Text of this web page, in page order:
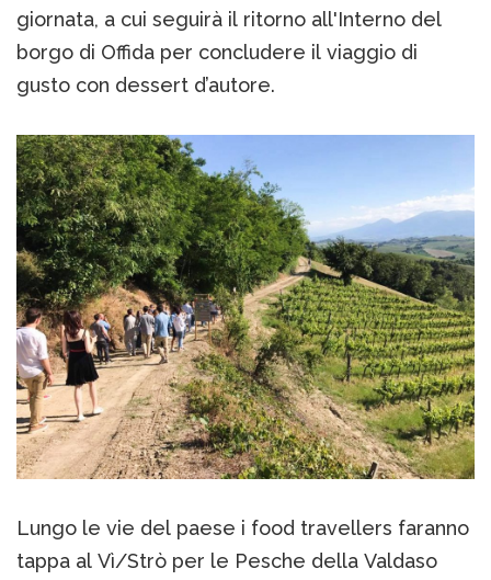
giornata, a cui seguirà il ritorno all'Interno del
borgo di Offida per concludere il viaggio di
gusto con dessert d’autore.
Lungo le vie del paese i food travellers faranno
tappa al Vì/Strò per le Pesche della Valdaso